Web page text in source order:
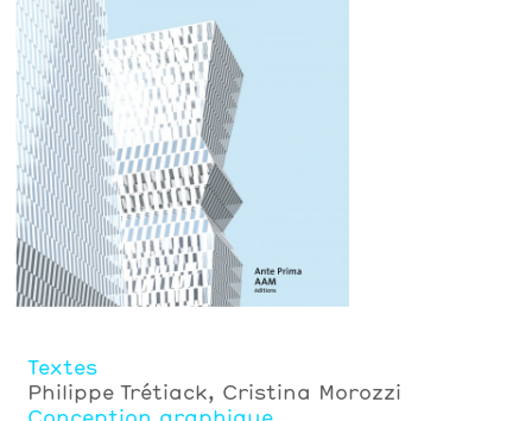
Textes
Philippe Trétiack, Cristina Morozzi